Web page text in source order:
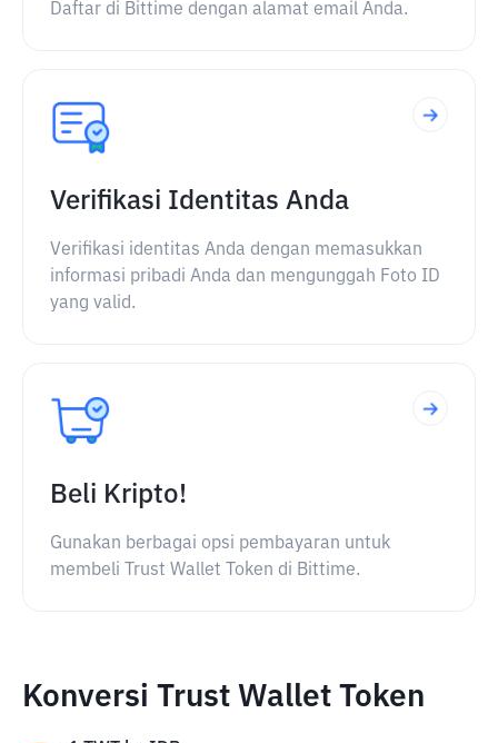
Daftar di Bittime dengan alamat email Anda.
Verifikasi Identitas Anda
Verifikasi identitas Anda dengan memasukkan
informasi pribadi Anda dan mengunggah Foto ID
yang valid.
Beli Kripto!
Gunakan berbagai opsi pembayaran untuk
membeli Trust Wallet Token di Bittime.
Konversi Trust Wallet Token